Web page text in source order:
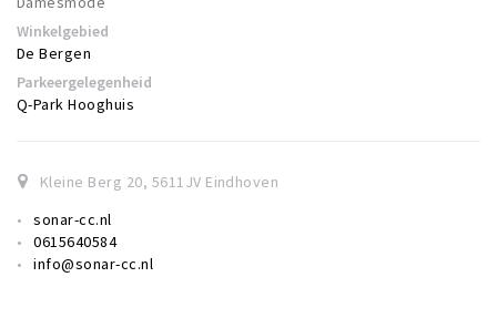
Winkelgebied
De Bergen
Parkeergelegenheid
Q-Park Hooghuis
Kleine Berg 20, 5611JV Eindhoven
sonar-cc.nl
0615640584
info@sonar-cc.nl